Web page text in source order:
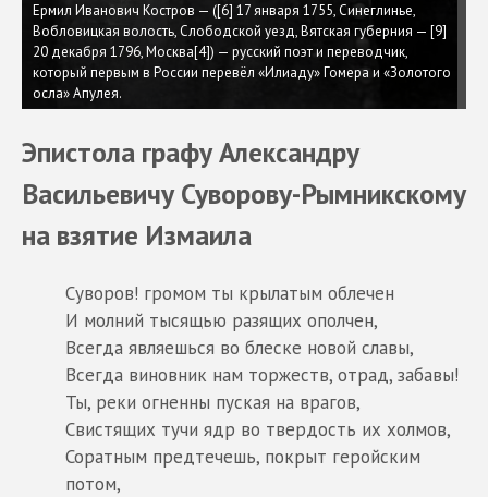
Ермил Иванович Костров — ([6] 17 января 1755, Синеглинье,
Вобловицкая волость, Слободской уезд, Вятская губерния — [9]
20 декабря 1796, Москва[4]) — русский поэт и переводчик,
который первым в России перевёл «Илиаду» Гомера и «Золотого
осла» Апулея.
Эпистола графу Александру
Васильевичу Суворову-Рымникскому
на взятие Измаила
Суворов! громом ты крылатым облечен
И молний тысящью разящих ополчен,
Всегда являешься во блеске новой славы,
Всегда виновник нам торжеств, отрад, забавы!
Ты, реки огненны пуская на врагов,
Свистящих тучи ядр во твердость их холмов,
Соратным предтечешь, покрыт геройским
потом,